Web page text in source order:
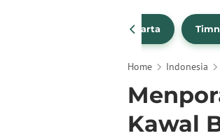
Persija Jakarta
Home Indonesia
Kawal